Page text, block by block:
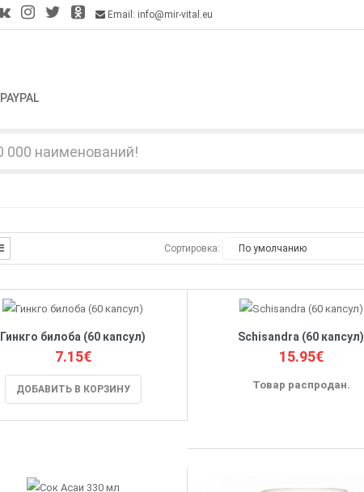
Email: info@mir-vital.eu
PAYPAL
Сортировка:
Гинкго билоба (60 капсул)
7.15€
ДОБАВИТЬ В КОРЗИНУ
Schisandra (60 капсул)
15.95€
Товар распродан.